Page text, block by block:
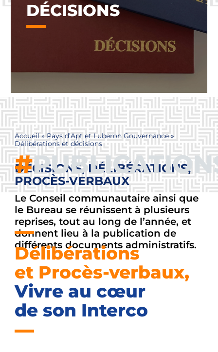
DÉCISIONS
Accueil»Pays d’Apt et Luberon Gouvernance»
Délibérations et décisions
DÉCISIONS, DÉLIBÉRATIONS,
PROCÈS-VERBAUX
Le Conseil communautaire ainsi que
le Bureau se réunissent à plusieurs
reprises, tout au long de l’année, et
donnent lieu à la publication de
différents documents administratifs.
#
Délibérations
et Procès-verbaux,
Vivre au cœur
de son Interco